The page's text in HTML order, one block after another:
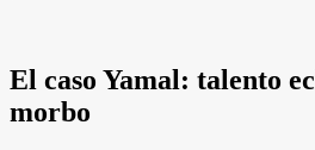
El caso Yamal: talento
morbo